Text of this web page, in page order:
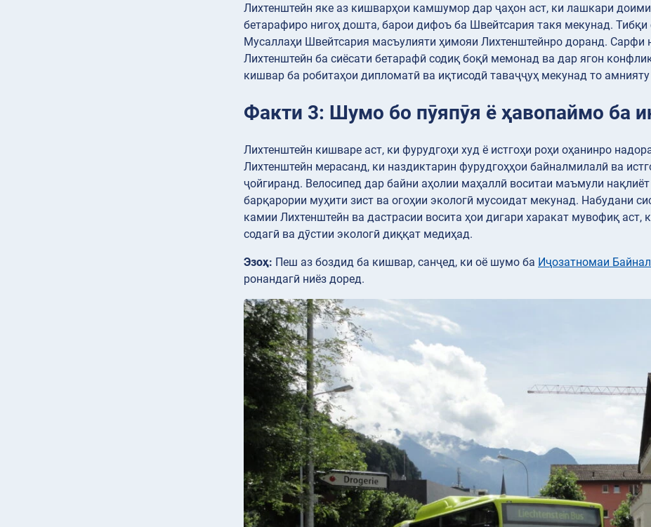
Лихтенштейн яке аз кишварҳои камшумор дар ҷаҳон аст, ки лашкари
бетарафиро нигоҳ дошта, барои дифоъ ба Швейтсария такя мекунад.
Мусаллаҳи Швейтсария масъулияти ҳимояи Лихтенштейнро доранд. Сарфи
Лихтенштейн ба сиёсати бетарафӣ содиқ боқӣ мемонад ва дар ягон
кишвар ба робитаҳои дипломатӣ ва иқтисодӣ таваҷҷуҳ мекунад то
Факти 3: Шумо бо пӯяпӯя ё ҳавопаймо ба
Лихтенштейн кишваре аст, ки фурудгоҳи худ ё истгоҳи роҳи оҳанинро
Лихтенштейн мерасанд, ки наздиктарин фурудгоҳҳои байналмилалӣ ва
ҷойгиранд. Велосипед дар байни аҳолии маҳаллӣ воситаи маъмули
барқарории муҳити зист ва огоҳии экологӣ мусоидат мекунад. Набудани
камии Лихтенштейн ва дастрасии восита ҳои дигари харакат мувофиқ аст,
содагӣ ва дӯстии экологӣ диққат медиҳад.
Эзоҳ: Пеш аз боздид ба кишвар, санҷед, ки оё шумо ба Иҷозатномаи
ронандагӣ ниёз доред.